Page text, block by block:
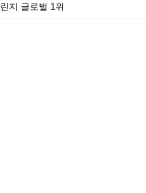
린지 글로벌 1위